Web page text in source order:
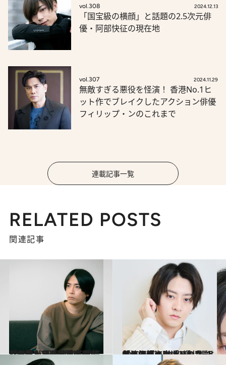
vol.308 2024.12.13
「国宝級の横顔」と話題の2.5次元俳
優・阿部快征の現在地
vol.307 2024.11.29
無敵すぎる悪役を怪演！ 香港No.1ヒ
ット作でブレイクしたアクション俳優
フィリップ・ンのこれまで
連載記事一覧
RELATED POSTS
関連記事
2022.12.23
「自分だったら思いつかない話」 玉田真也監督作『そばかす』三浦透子 演じる主人公は恋愛をしない女性
カルチャー 2022.11.25
「テニミュ」「刀剣乱舞」で輝く 牧島 輝。猫と戯れる姿に胸キュンな 初主演作『海岸通りのネコミミ探偵』
カルチャー